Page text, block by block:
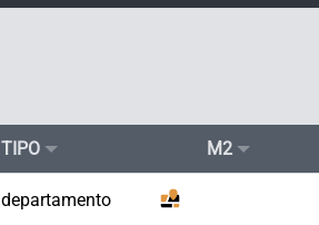
TIPO M2
departamento